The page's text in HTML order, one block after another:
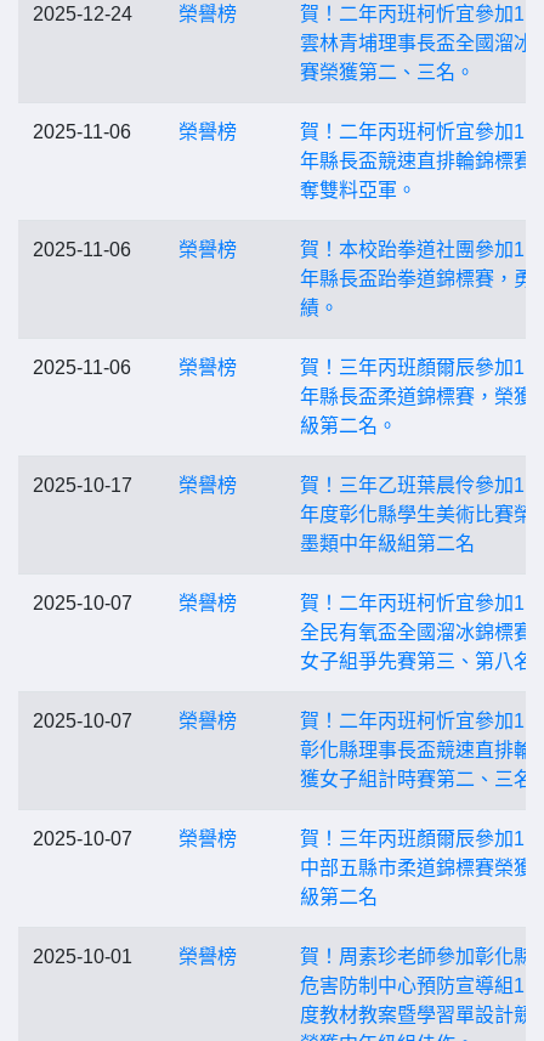
2025-12-24 榮譽榜
賀！二年丙班柯忻宜參加
雲林青埔理事長盃全國溜冰
賽榮獲第二、三名。
2025-11-06 榮譽榜
賀！二年丙班柯忻宜參加
年縣長盃競速直排輪錦標賽
奪雙料亞軍。
2025-11-06 榮譽榜
賀！本校跆拳道社團參加
年縣長盃跆拳道錦標賽，勇
績。
2025-11-06 榮譽榜
賀！三年丙班顏爾辰參加
年縣長盃柔道錦標賽，榮獲
級第二名。
2025-10-17 榮譽榜
賀！三年乙班葉晨伶參加
年度彰化縣學生美術比賽榮
墨類中年級組第二名
2025-10-07 榮譽榜
賀！二年丙班柯忻宜參加
全民有氧盃全國溜冰錦標賽
女子組爭先賽第三、第八名
2025-10-07 榮譽榜
賀！二年丙班柯忻宜參加
彰化縣理事長盃競速直排輪
獲女子組計時賽第二、三名
2025-10-07 榮譽榜
賀！三年丙班顏爾辰參加
中部五縣市柔道錦標賽榮獲
級第二名
2025-10-01 榮譽榜
賀！周素珍老師參加彰化縣
危害防制中心預防宣導組
度教材教案暨學習單設計競